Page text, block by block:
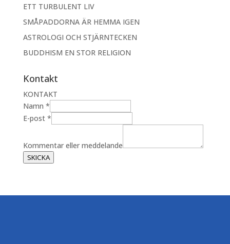
ETT TURBULENT LIV
SMÅPADDORNA ÄR HEMMA IGEN
ASTROLOGI OCH STJÄRNTECKEN
BUDDHISM EN STOR RELIGION
Kontakt
KONTAKT
Namn *
E-post *
-
p
o
Kommentar eller meddelande
SKICKA